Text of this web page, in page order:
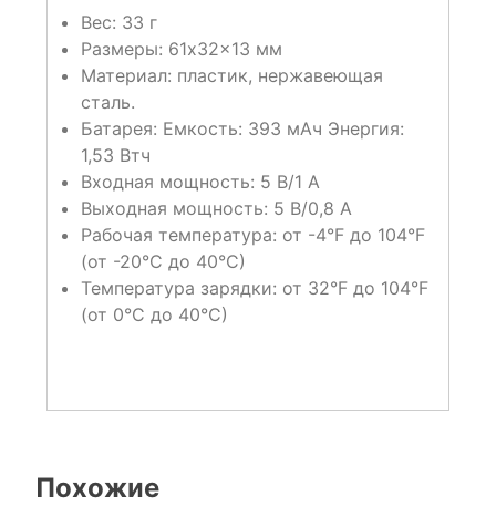
Вес: 33 г
Размеры: 61x32x13 мм
Материал: пластик, нержавеющая
сталь.
Батарея: Емкость: 393 мАч Энергия:
1,53 Втч
Входная мощность: 5 В/1 А
Выходная мощность: 5 В/0,8 А
Рабочая температура: от -4°F до 104°F
(от -20°C до 40°C)
Температура зарядки: от 32°F до 104°F
(от 0°C до 40°C)
Похожие